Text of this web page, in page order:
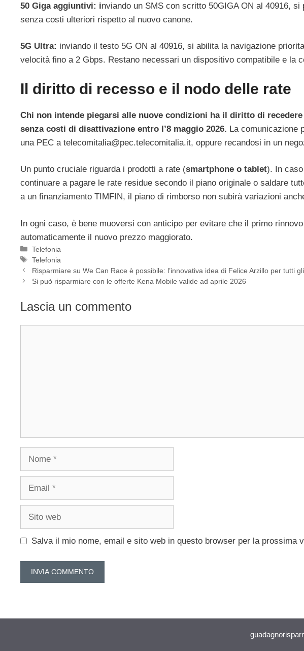
50 Giga aggiuntivi: inviando un SMS con scritto 50GIGA ON al 40916,
senza costi ulteriori rispetto al nuovo canone.
5G Ultra: inviando il testo 5G ON al 40916, si abilita la navigazione
velocità fino a 2 Gbps. Restano necessari un dispositivo compatibile e la
Il diritto di recesso e il nodo delle rate
Chi non intende piegarsi alle nuove condizioni ha il diritto di
senza costi di disattivazione entro l’8 maggio 2026. La comunicazione
una PEC a telecomitalia@pec.telecomitalia.it, oppure recandosi in un
Un punto cruciale riguarda i prodotti a rate (smartphone o tablet). In
continuare a pagare le rate residue secondo il piano originale o saldare
a un finanziamento TIMFIN, il piano di rimborso non subirà variazioni
In ogni caso, è bene muoversi con anticipo per evitare che il primo
automaticamente il nuovo prezzo maggiorato.
Categorie
Telefonia
Tag
Telefonia
Risparmiare su We Can Race è possibile: l’innovativa idea di Felice Arzillo per tutti
Si può risparmiare con le offerte Kena Mobile valide ad aprile 2026
Lascia un commento
Nome
Email
Sito
Salva il mio nome, email e sito web in questo browser per la prossima